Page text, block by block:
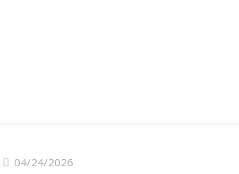
04/24/2026